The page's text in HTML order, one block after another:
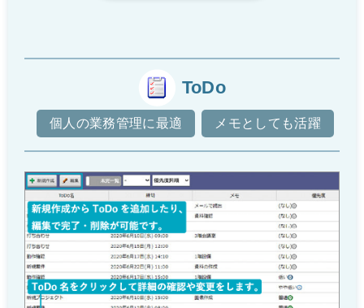
ToDo
個人の業務管理に最適 メモとしても活躍